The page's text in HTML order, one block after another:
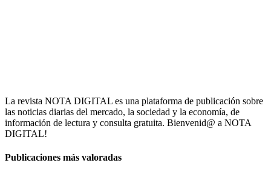
La revista NOTA DIGITAL es una plataforma de publicación sobre
las noticias diarias del mercado, la sociedad y la economía, de
información de lectura y consulta gratuita. Bienvenid@ a NOTA
DIGITAL!
Publicaciones más valoradas